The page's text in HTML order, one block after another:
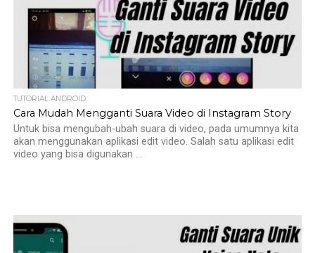
TUTORIAL ANDROID
Cara Mudah Mengganti Suara Video di Instagram Story
Untuk bisa mengubah-ubah suara di video, pada umumnya kita
akan menggunakan aplikasi edit video. Salah satu aplikasi edit
video yang bisa digunakan ...